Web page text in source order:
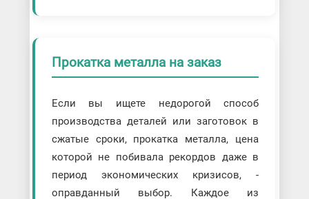
Прокатка металла на заказ
Если вы ищете недорогой способ
производства деталей или заготовок в
сжатые сроки, прокатка металла, цена
которой не побивала рекордов даже в
период экономических кризисов, -
оправданный выбор. Каждое из